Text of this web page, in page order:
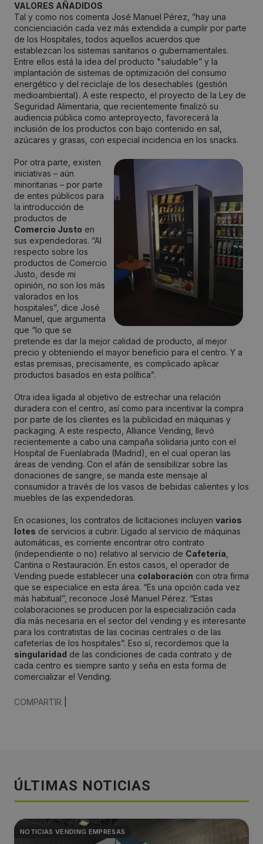
VALORES AÑADIDOS
Tal y como nos comenta José Manuel Pérez, ”hay una
concienciación cada vez más extendida a cumplir por parte
de los Hospitales, todos aquellos acuerdos que
establezcan los sistemas sanitarios o gubernamentales.
Entre ellos está la idea del producto "saludable” y la
implantación de sistemas de optimización del consumo
energético y del reciclaje de los desechables (gestión
medioambiental). A este respecto, el proyecto de la Ley de
Seguridad Alimentaria, que recientemente finalizó su
audiencia pública como anteproyecto, favorecerá la
inclusión de los productos con bajo contenido en sal,
azúcares y grasas, con especial incidencia en los snacks.
Por otra parte, existen
iniciativas – aún
minoritarias – por parte
de entes públicos para
la introducción de
productos de
Comercio Justo en
sus expendedoras. “Al
respecto sobre los
productos de Comercio
Justo, desde mi
opinión, no son los más
valorados en los
hospitales”, dice José
Manuel, que argumenta
que “lo que se
pretende es dar la mejor calidad de producto, al mejor
precio y obteniendo el mayor beneficio para el centro. Y a
estas premisas, precisamente, es complicado aplicar
productos basados en esta política”.
Otra idea ligada al objetivo de estrechar una relación
duradera con el centro, así como para incentivar la compra
por parte de los clientes es la publicidad en máquinas y
packaging. A este respecto, Alliance Vending, llevó
recientemente a cabo una campaña solidaria junto con el
Hospital de Fuenlabrada (Madrid), en el cual operan las
áreas de vending. Con el afán de sensibilizar sobre las
donaciones de sangre, se manda este mensaje al
consumidor a través de los vasos de bebidas calientes y los
muebles de las expendedoras.
En ocasiones, los contratos de licitaciones incluyen varios
lotes de servicios a cubrir. Ligado al servicio de máquinas
automáticas, es corriente encontrar otro contrato
(independiente o no) relativo al servicio de Cafetería
Cantina o Restauración. En estos casos, el operador de
Vending puede establecer una colaboración con otra firma
que se especialice en esta área. “Es una opción cada vez
más habitual”, reconoce José Manuel Pérez. “Estas
colaboraciones se producen por la especialización cada
día más necesaria en el sector del vending y es interesante
para los contratistas de las cocinas centrales o de las
cafeterías de los hospitales”. Eso sí, recordemos que la
singularidad de las condiciones de cada contrato y de
cada centro es siempre santo y seña en esta forma de
comercializar el Vending.
COMPARTIR
ÚLTIMAS NOTICIAS
NOTICIAS VENDING EMPRESAS